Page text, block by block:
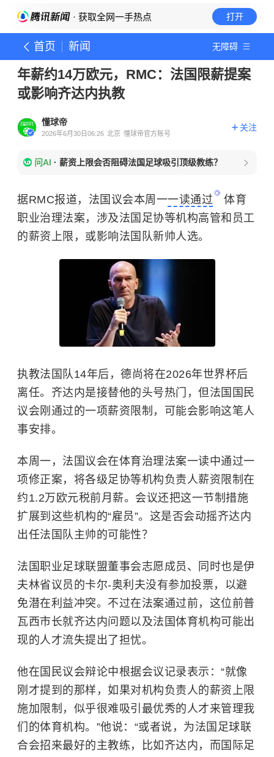
· 获取全网一手热点 打开
首页 新闻 无障碍
年薪约14万欧元，RMC：法国限薪提案
或影响齐达内执教
懂球帝
2026年6月30日06:26 北京 懂球帝官方账号
关注
问AI · 薪资上限会否阻碍法国足球吸引顶级教练？
据RMC报道，法国议会本周一一读通过
体育
职业治理法案，涉及法国足协等机构高管和员工
的薪资上限，或影响法国队新帅人选。
执教法国队14年后，德尚将在2026年世界杯后
离任。齐达内是接替他的头号热门，但法国国民
议会刚通过的一项薪资限制，可能会影响这笔人
事安排。
本周一，法国议会在体育治理法案一读中通过一
项修正案，将各级足协等机构负责人薪资限制在
约1.2万欧元税前月薪。会议还把这一节制措施
扩展到这些机构的“雇员”。这是否会动摇齐达内
出任法国队主帅的可能性？
法国职业足球联盟董事会志愿成员、同时也是伊
夫林省议员的卡尔-奥利夫没有参加投票，以避
免潜在利益冲突。不过在法案通过前，这位前普
瓦西市长就齐达内问题以及法国体育机构可能出
现的人才流失提出了担忧。
他在国民议会辩论中根据会议记录表示：“就像
刚才提到的那样，如果对机构负责人的薪资上限
施加限制，似乎很难吸引最优秀的人才来管理我
们的体育机构。”他说：“或者说，为法国足球联
合会招来最好的主教练，比如齐达内，而国际足